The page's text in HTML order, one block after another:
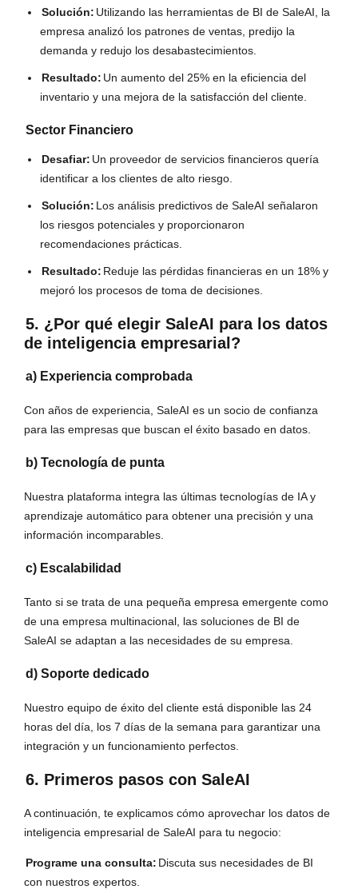
Solución: Utilizando las herramientas de BI de SaleAI, la
empresa analizó los patrones de ventas, predijo la
demanda y redujo los desabastecimientos.
Resultado: Un aumento del 25% en la eficiencia del
inventario y una mejora de la satisfacción del cliente.
Sector Financiero
Desafiar: Un proveedor de servicios financieros quería
identificar a los clientes de alto riesgo.
Solución: Los análisis predictivos de SaleAI señalaron
los riesgos potenciales y proporcionaron
recomendaciones prácticas.
Resultado: Reduje las pérdidas financieras en un 18% y
mejoró los procesos de toma de decisiones.
5. ¿Por qué elegir SaleAI para los datos
de inteligencia empresarial?
a) Experiencia comprobada
Con años de experiencia, SaleAI es un socio de confianza
para las empresas que buscan el éxito basado en datos.
b) Tecnología de punta
Nuestra plataforma integra las últimas tecnologías de IA y
aprendizaje automático para obtener una precisión y una
información incomparables.
c) Escalabilidad
Tanto si se trata de una pequeña empresa emergente como
de una empresa multinacional, las soluciones de BI de
SaleAI se adaptan a las necesidades de su empresa.
d) Soporte dedicado
Nuestro equipo de éxito del cliente está disponible las 24
horas del día, los 7 días de la semana para garantizar una
integración y un funcionamiento perfectos.
6. Primeros pasos con SaleAI
A continuación, te explicamos cómo aprovechar los datos de
inteligencia empresarial de SaleAI para tu negocio:
Programe una consulta: Discuta sus necesidades de BI
con nuestros expertos.